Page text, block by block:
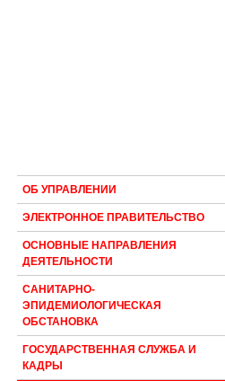
ОБ УПРАВЛЕНИИ
ЭЛЕКТРОННОЕ ПРАВИТЕЛЬСТВО
ОСНОВНЫЕ НАПРАВЛЕНИЯ
ДЕЯТЕЛЬНОСТИ
САНИТАРНО-
ЭПИДЕМИОЛОГИЧЕСКАЯ
ОБСТАНОВКА
ГОСУДАРСТВЕННАЯ СЛУЖБА И
КАДРЫ